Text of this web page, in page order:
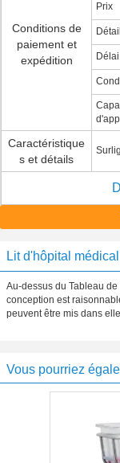
Conditions de
paiement et
expédition
Prix
Caractéristique
s et détails
Lit d'hôpital médical
Au-dessus du Tableau
conception est
peuvent être mis dans
Vous pourriez